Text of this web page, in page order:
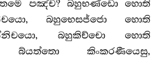
පඤ්ච? බහුභණ්ඩො හොති
බහුභෙසජ්ජො හොති
බහුකිච්චො හොති
බ්යත්තො කිංකරණීයෙසු,